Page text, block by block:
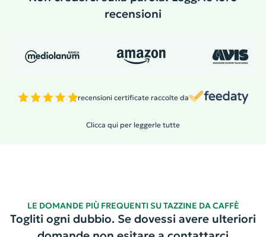
recensioni
recensioni certificate raccolte da
Clicca qui per leggerle tutte
LE DOMANDE PIÙ FREQUENTI SU TAZZINE DA CAFFÈ
Togliti ogni dubbio. Se dovessi avere ulteriori